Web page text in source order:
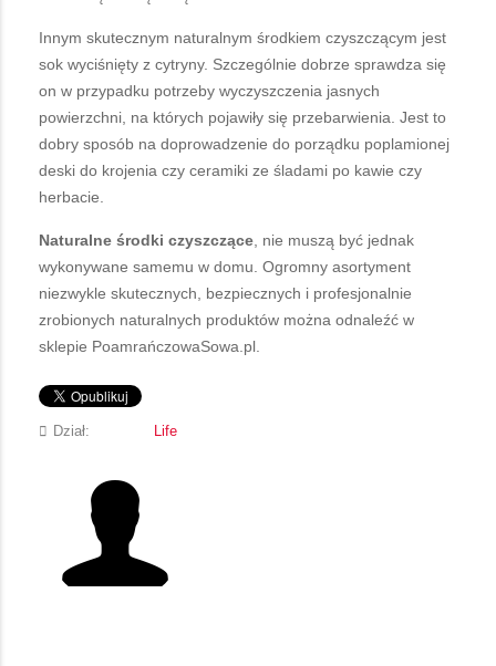
Innym skutecznym naturalnym środkiem czyszczącym jest
sok wyciśnięty z cytryny. Szczególnie dobrze sprawdza się
on w przypadku potrzeby wyczyszczenia jasnych
powierzchni, na których pojawiły się przebarwienia. Jest to
dobry sposób na doprowadzenie do porządku poplamionej
deski do krojenia czy ceramiki ze śladami po kawie czy
herbacie.
Naturalne środki czyszczące , nie muszą być jednak
wykonywane samemu w domu. Ogromny asortyment
niezwykle skutecznych, bezpiecznych i profesjonalnie
zrobionych naturalnych produktów można odnaleźć w
sklepie PoamrańczowaSowa.pl.
Dział: Life